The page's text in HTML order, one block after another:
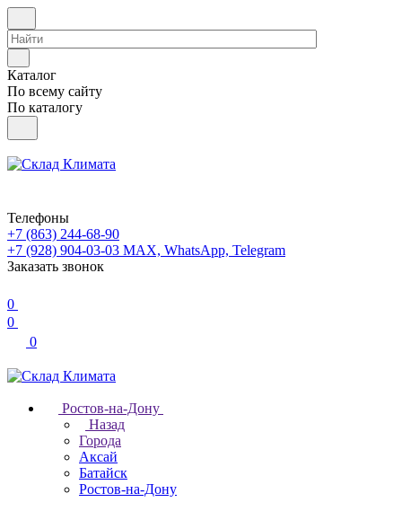
Каталог
По всему сайту
По каталогу
Телефоны
+7 (863) 244-68-90
+7 (928) 904-03-03 MAX, WhatsApp, Telegram
Заказать звонок
0
0
0
Ростов-на-Дону
Назад
Города
Аксай
Батайск
Ростов-на-Дону